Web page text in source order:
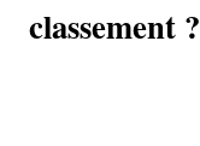
classement ?